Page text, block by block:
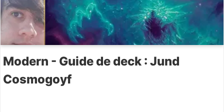
Modern - Guide de deck : Jund
Cosmogoyf